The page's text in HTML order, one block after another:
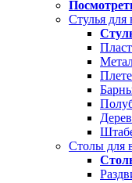
Стулья для
Столы для